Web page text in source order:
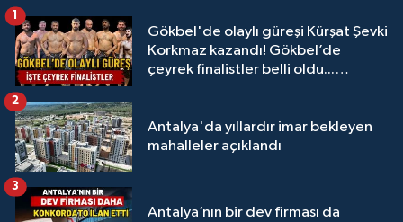
Gökbel'de olaylı güreşi Kürşat Şevki
Korkmaz kazandı! Gökbel’de
çeyrek finalistler belli oldu...
1
Antalya'da yıllardır imar bekleyen
mahalleler açıklandı
2
Antalya’nın bir dev firması da
3